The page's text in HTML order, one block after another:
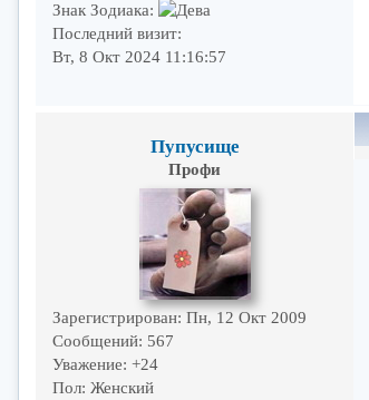
Знак Зодиака:
Последний визит:
Вт, 8 Окт 2024 11:16:57
Пупусище
Профи
Зарегистрирован: Пн, 12 Окт 2009
Сообщений: 567
Уважение: +24
Пол: Женский